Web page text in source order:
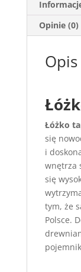
Opinie (0)
Opis
Łóżko
się
i
wnętrza
się
tym, że
Polsce.